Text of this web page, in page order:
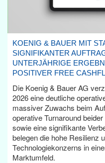
KOENIG & BAUER MIT
SIGNIFIKANTER
UNTERJÄHRIGE
POSITIVER FREE
Die Koenig & Bauer AG
2026 eine deutliche
massiver Zuwachs beim
operative Turnaround
sowie eine signifikante
belegen die hohe Resilienz
Technologiekonzerns in
Marktumfeld.